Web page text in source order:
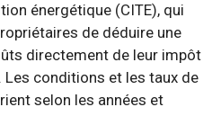
énergétique (CITE), qui
de déduire une
directement de leur impôt
Les conditions et les taux de
selon les années et